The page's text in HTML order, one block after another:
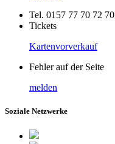
Tel. 0157 77 70 72 70
Tickets
Kartenvorverkauf
Fehler auf der Seite
melden
Soziale Netzwerke